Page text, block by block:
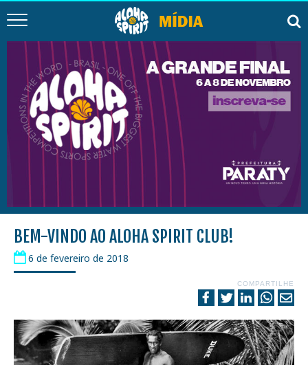
BEM-VINDO AO ALOHA SPIRIT CLUB!
6 de fevereiro de 2018
COMPARTILHE